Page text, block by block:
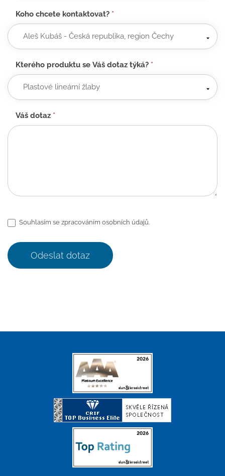
Koho chcete kontaktovat? *
Kterého produktu se Váš dotaz týká? *
Váš dotaz *
Souhlasím se zpracováním osobních údajů.
Odeslat dotaz